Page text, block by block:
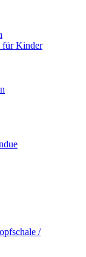
für Kinder
/